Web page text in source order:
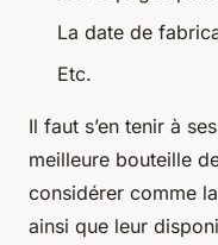
La date de
Etc.
Il faut s’en tenir à
meilleure bouteille
considérer comme
ainsi que leur